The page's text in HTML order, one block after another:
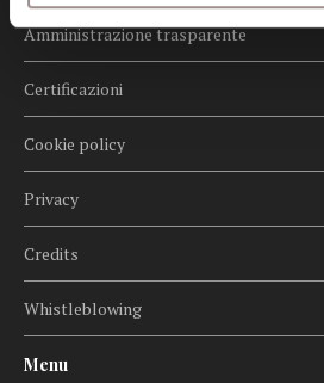
Amministrazione trasparente
Certificazioni
Cookie policy
Privacy
Credits
Whistleblowing
Menu